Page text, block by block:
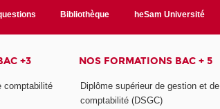
Bibliothèque heSam Université
+3
comptabilité
NOS FORMATIONS BAC + 5
Diplôme supérieur de gestion et de
comptabilité (DSGC)